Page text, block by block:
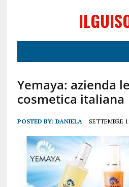
Yemaya: azienda
cosmetica italiana
POSTED BY: DANIELA SETTEMBRE